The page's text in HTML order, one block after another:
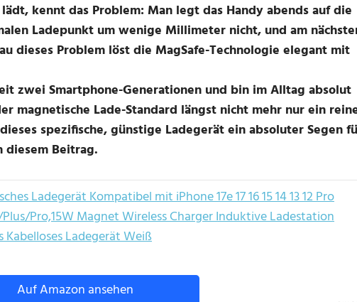
kennt das Problem: Man legt das Handy abends auf die
Ladepunkt um wenige Millimeter nicht, und am
dieses Problem löst die MagSafe-Technologie elegant mit
zwei Smartphone-Generationen und bin im Alltag absolut
magnetische Lade-Standard längst nicht mehr nur ein
spezifische, günstige Ladegerät ein absoluter Segen
diesem Beitrag.
Ladegerät Kompatibel mit iPhone 17e 17 16 15 14 13 12 Pro
Pro,15W Magnet Wireless Charger Induktive Ladestation
Kabelloses Ladegerät Weiß
Auf Amazon ansehen